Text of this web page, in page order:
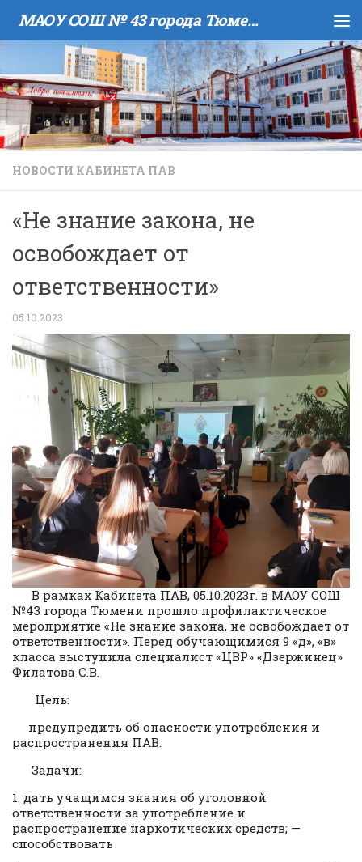
Skip to content МАОУ COШ № 43 города Тюмени имени В.И. Муравленко
НОВОСТИ КАБИНЕТА ПАВ
«Не знание закона, не
освобождает от
ответственности»
05.10.2023
В рамках Кабинета ПАВ, 05.10.2023г. в МАОУ СОШ
№43 города Тюмени прошло профилактическое
мероприятие «Не знание закона, не освобождает от
ответственности». Перед обучающимися 9 «д», «в»
класса выступила специалист «ЦВР» «Дзержинец»
Филатова С.В.
Цель:
предупредить об опасности употребления и
распространения ПАВ.
Задачи:
1. дать учащимся знания об уголовной
ответственности за употребление и
распространение наркотических средств; —
способствовать